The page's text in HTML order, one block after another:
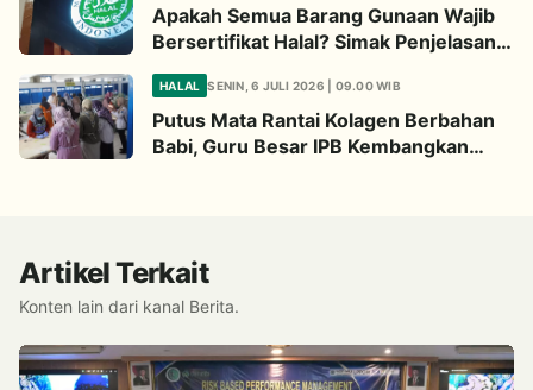
Apakah Semua Barang Gunaan Wajib
Bersertifikat Halal? Simak Penjelasan
HALAL SENIN, 6 JULI 2026 | 09.00 WIB
Putus Mata Rantai Kolagen Berbahan
Babi, Guru Besar IPB Kembangkan
Artikel Terkait
Konten lain dari kanal Berita.